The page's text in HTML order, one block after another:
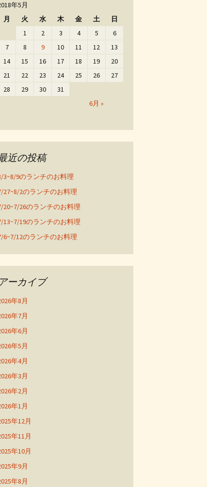
年5月
月
火 水 木 金 土 日
6月 »
1 2 3 4 5
6
7
8 9 10 11 12
13
14
15 16 17 18 19
20
21
22 23 24 25 26
27
28
29 30 31
近の投稿
3~8/9のランチのお料理
27~8/2のランチのお料理
20~7/26のランチのお料理
13~7/19のランチのお料理
6~7/12のランチのお料理
アーカイブ
年8月
年7月
年6月
年5月
年4月
年3月
年2月
年1月
年12月
年11月
年10月
年9月
年8月